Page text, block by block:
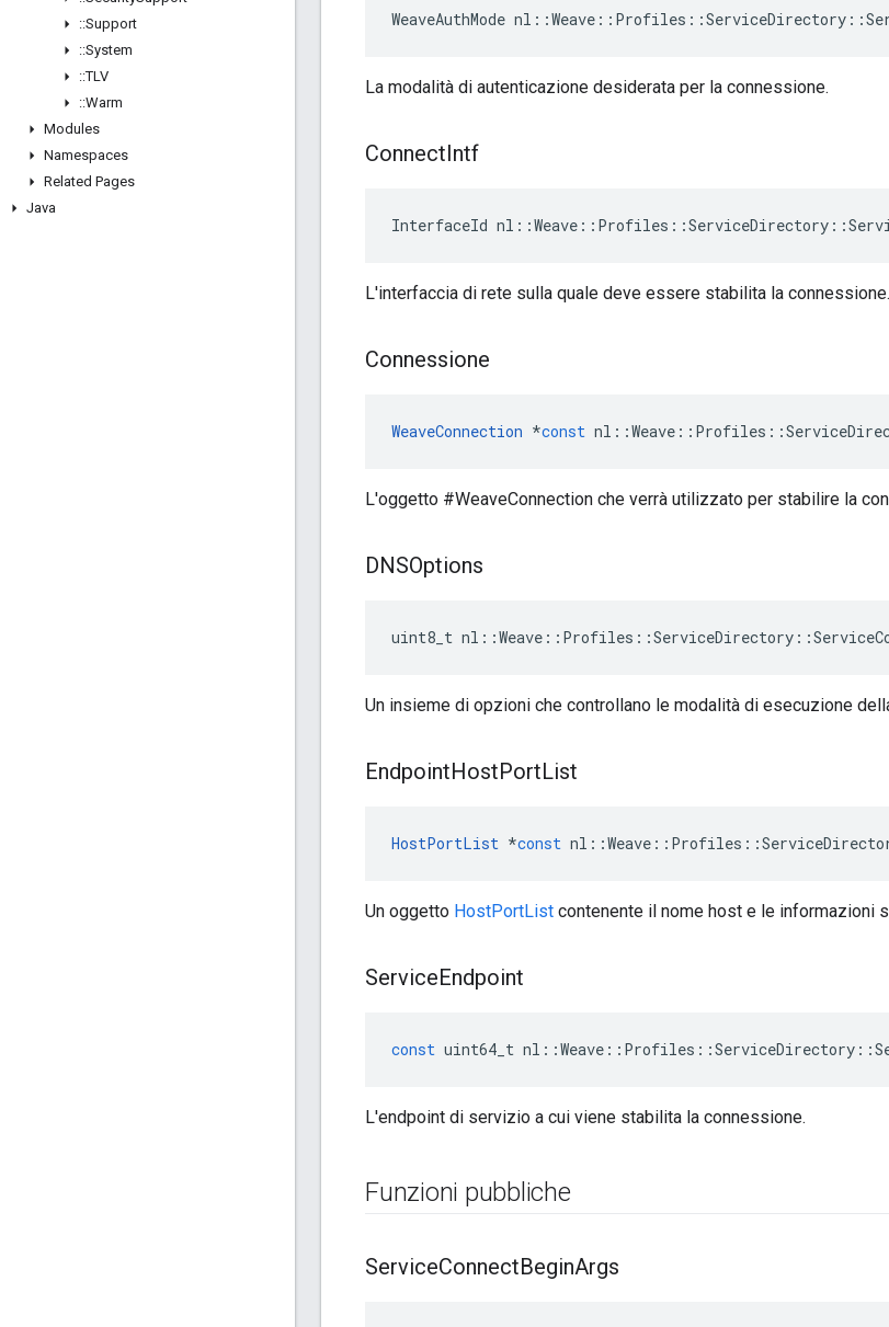
::Support
::System
::TLV
::Warm
Modules
Namespaces
Related Pages
Java
WeaveAuthMode
La modalità di autenticazione desiderata per la connessione.
ConnectIntf
InterfaceId
L'interfaccia di rete sulla quale deve essere stabilita la connessione.
Connessione
WeaveConnection *const nl ::Weave :: Profiles ::
L'oggetto #WeaveConnection che verrà utilizzato per stabilire la
DNSOptions
uint8_t
Un insieme di opzioni che controllano le modalità di esecuzione
EndpointHostPortList
HostPortList *const nl ::Weave :: Profiles ::
Un oggetto HostPortList contenente il nome host e le informazioni
ServiceEndpoint
const uint64_t nl ::Weave :: Profiles ::ServiceDirectory ::
L'endpoint di servizio a cui viene stabilita la connessione.
Funzioni pubbliche
ServiceConnectBeginArgs